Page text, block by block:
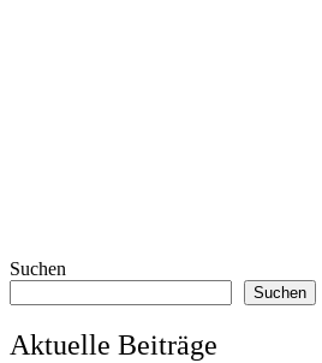
Suchen
Suchen
Aktuelle Beiträge